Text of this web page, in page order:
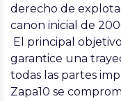
derecho de
canon inicial de
El principal
garantice una
todas las partes
Zapa10 se